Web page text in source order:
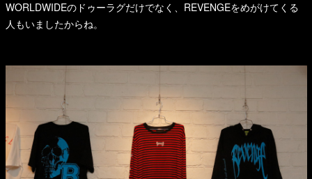
WORLDWIDEのドゥーラグだけでなく、REVENGEをめがけてくる
人もいましたからね。